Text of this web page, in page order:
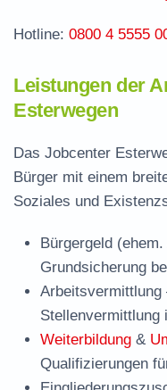
Hotline: 0800 4 5555
Leistungen der
Esterwegen
Das Jobcenter
Bürger mit einem
Soziales und
Bürgergeld
Grundsicherung
Arbeitsvermittlung
Stellenvermittlung
Weiterbildung &
Qualifizierungen